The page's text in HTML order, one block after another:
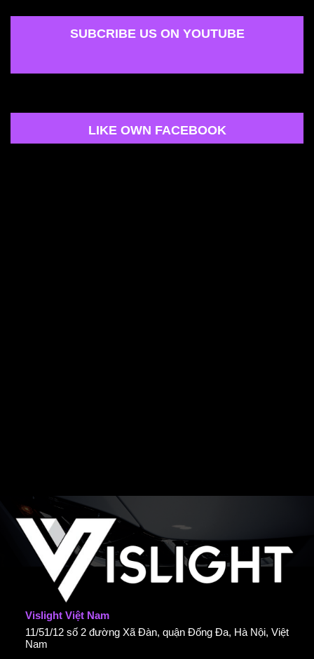
SUBCRIBE US ON YOUTUBE
LIKE OWN FACEBOOK
Vislight Việt Nam
11/51/12 số 2 đường Xã Đàn, quận Đống Đa, Hà Nội, Việt
Nam